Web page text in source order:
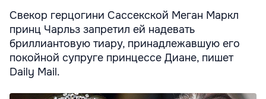
Свекор герцогини Сассекской Меган Маркл
принц Чарльз запретил ей надевать
бриллиантовую тиару, принадлежавшую его
покойной супруге принцессе Диане, пишет
Daily Mail.